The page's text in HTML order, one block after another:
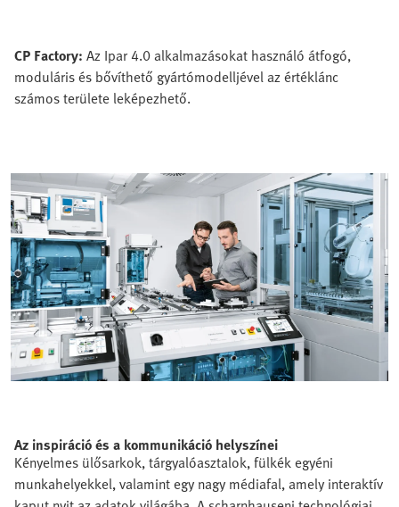
CP Factory: Az Ipar 4.0 alkalmazásokat használó átfogó,
moduláris és bővíthető gyártómodelljével az értéklánc
számos területe leképezhető.
Az inspiráció és a kommunikáció helyszínei
Kényelmes ülősarkok, tárgyalóasztalok, fülkék egyéni
munkahelyekkel, valamint egy nagy médiafal, amely interaktív